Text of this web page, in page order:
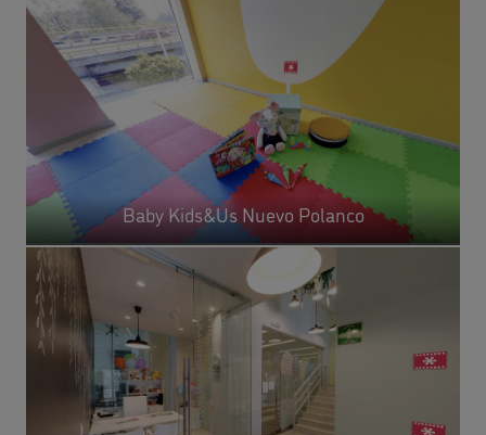
Baby Kids&Us Nuevo Polanco